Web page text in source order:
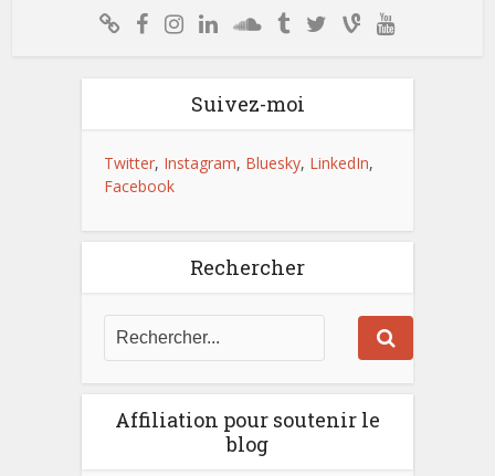
Suivez-moi
Twitter, Instagram, Bluesky, LinkedIn,
Facebook
Rechercher
Affiliation pour soutenir le
blog